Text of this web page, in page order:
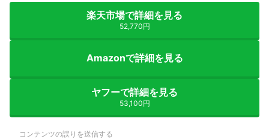
楽天市場で詳細を見る
52,770円
Amazonで詳細を見る
ヤフーで詳細を見る
53,100円
コンテンツの誤りを送信する